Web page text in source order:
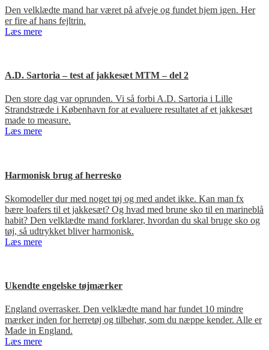
Den velklædte mand har været på afveje og fundet hjem igen. Her
er fire af hans fejltrin.
Læs mere
A.D. Sartoria – test af jakkesæt MTM – del 2
Den store dag var oprunden. Vi så forbi A.D. Sartoria i Lille
Strandstræde i København for at evaluere resultatet af et jakkesæt
made to measure.
Læs mere
Harmonisk brug af herresko
Skomodeller dur med noget tøj og med andet ikke. Kan man fx
bære loafers til et jakkesæt? Og hvad med brune sko til en marineblå
habit? Den velklædte mand forklarer, hvordan du skal bruge sko og
tøj, så udtrykket bliver harmonisk.
Læs mere
Ukendte engelske tøjmærker
England overrasker. Den velklædte mand har fundet 10 mindre
mærker inden for herretøj og tilbehør, som du næppe kender. Alle er
Made in England.
Læs mere